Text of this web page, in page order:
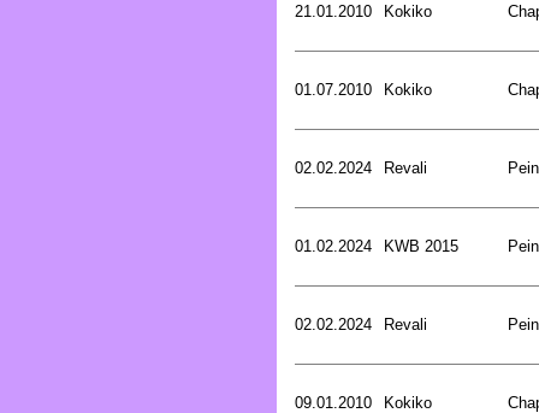
21.01.2010 Kokiko
01.07.2010 Kokiko
02.02.2024 Revali
01.02.2024 KWB 2015
02.02.2024 Revali
09.01.2010 Kokiko